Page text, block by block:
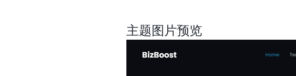
主题图片预览